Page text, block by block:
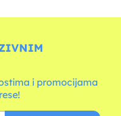
i promocijama